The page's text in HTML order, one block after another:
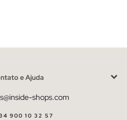
e Ajuda
shops.com
900 10 32 57